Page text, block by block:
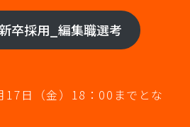
卒採用_編集職選考
17日（金）18：00までとな